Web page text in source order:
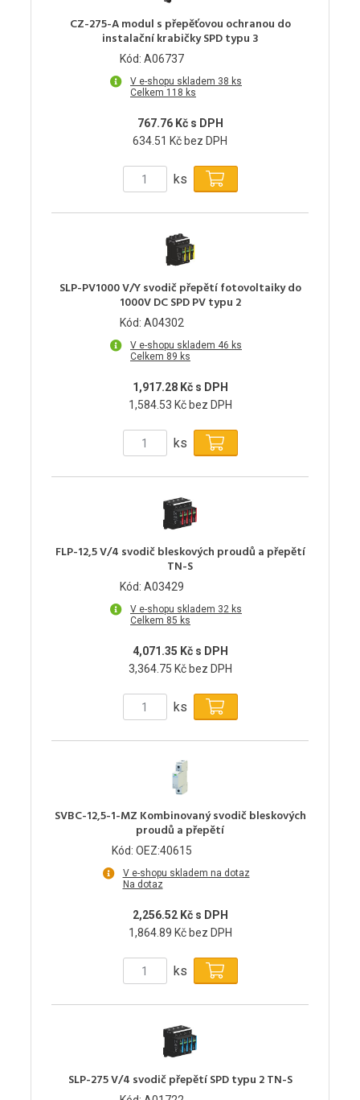
CZ-275-A modul s přepěťovou ochranou do
instalační krabičky SPD typu 3
Kód: A06737
V e-shopu skladem 38 ks
Celkem 118 ks
767.76 Kč s DPH
634.51 Kč bez DPH
ks
SLP-PV1000 V/Y svodič přepětí fotovoltaiky do
1000V DC SPD PV typu 2
Kód: A04302
V e-shopu skladem 46 ks
Celkem 89 ks
1,917.28 Kč s DPH
1,584.53 Kč bez DPH
ks
FLP-12,5 V/4 svodič bleskových proudů a přepětí
TN-S
Kód: A03429
V e-shopu skladem 32 ks
Celkem 85 ks
4,071.35 Kč s DPH
3,364.75 Kč bez DPH
ks
SVBC-12,5-1-MZ Kombinovaný svodič bleskových
proudů a přepětí
Kód: OEZ:40615
V e-shopu skladem na dotaz
Na dotaz
2,256.52 Kč s DPH
1,864.89 Kč bez DPH
ks
SLP-275 V/4 svodič přepětí SPD typu 2 TN-S